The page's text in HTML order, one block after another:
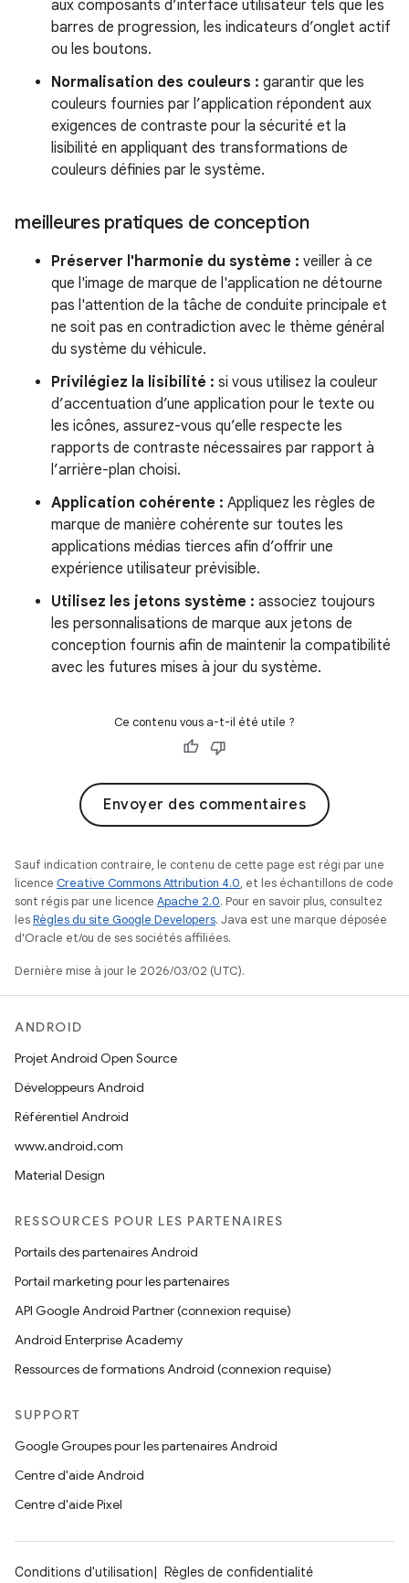
aux composants d’interface utilisateur tels que les
barres de progression, les indicateurs d’onglet actif
ou les boutons.
Normalisation des couleurs : garantir que les
couleurs fournies par l’application répondent aux
exigences de contraste pour la sécurité et la
lisibilité en appliquant des transformations de
couleurs définies par le système.
meilleures pratiques de conception
Préserver l'harmonie du système : veiller à ce
que l'image de marque de l'application ne détourne
pas l'attention de la tâche de conduite principale et
ne soit pas en contradiction avec le thème général
du système du véhicule.
Privilégiez la lisibilité : si vous utilisez la couleur
d’accentuation d’une application pour le texte ou
les icônes, assurez-vous qu’elle respecte les
rapports de contraste nécessaires par rapport à
l’arrière-plan choisi.
Application cohérente : Appliquez les règles de
marque de manière cohérente sur toutes les
applications médias tierces afin d’offrir une
expérience utilisateur prévisible.
Utilisez les jetons système : associez toujours
les personnalisations de marque aux jetons de
conception fournis afin de maintenir la compatibilité
avec les futures mises à jour du système.
Ce contenu vous a-t-il été utile ?
Envoyer des commentaires
Sauf indication contraire, le contenu de cette page est régi par une
licence Creative Commons Attribution 4.0, et les échantillons de code
sont régis par une licence Apache 2.0. Pour en savoir plus, consultez
lesRègles du site Google Developers. Java est une marque déposée
d'Oracle et/ou de ses sociétés affiliées.
Dernière mise à jour le 2026/03/02 (UTC).
ANDROID
Projet Android Open Source
Développeurs Android
Référentiel Android
www.android.com
Material Design
RESSOURCES POUR LES PARTENAIRES
Portails des partenaires Android
Portail marketing pour les partenaires
API Google Android Partner (connexion requise)
Android Enterprise Academy
Ressources de formations Android (connexion requise)
SUPPORT
Google Groupes pour les partenaires Android
Centre d'aide Android
Centre d'aide Pixel
Conditions d'utilisation
Règles de confidentialité